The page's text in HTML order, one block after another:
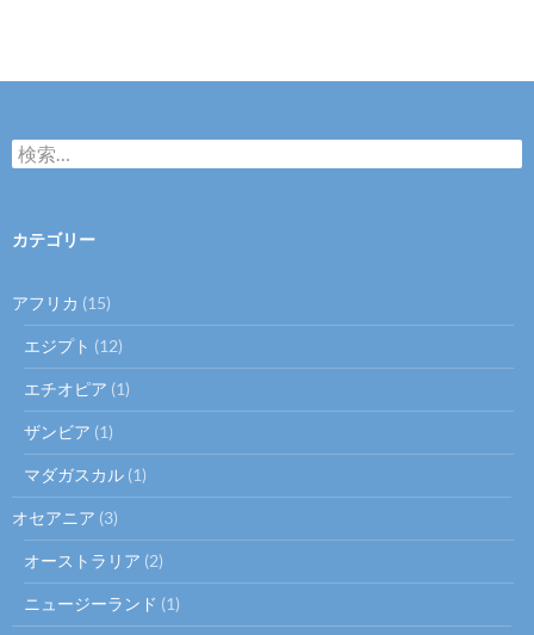
検
索:
カテゴリー
アフリカ (15)
エジプト (12)
エチオピア (1)
ザンビア (1)
マダガスカル (1)
オセアニア (3)
オーストラリア (2)
ニュージーランド (1)